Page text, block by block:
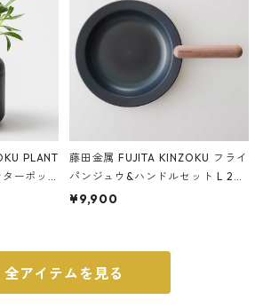
PLANT
ーポッ
藤田金属 FUJITA KINZOKU フライ
パンジュウ&ハンドルセット L 24c
m ガス火・IH対応 鉄フライパン
¥9,900
全アイテムを見る